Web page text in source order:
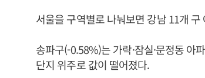
서울을 구역별로 나눠보면 강남 11개
송파구(-0.58%)는 가락·잠실·문정동 아
단지 위주로 값이 떨어졌다.